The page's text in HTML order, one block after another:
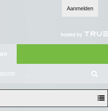
Aanmelden
...
oe
ke
n